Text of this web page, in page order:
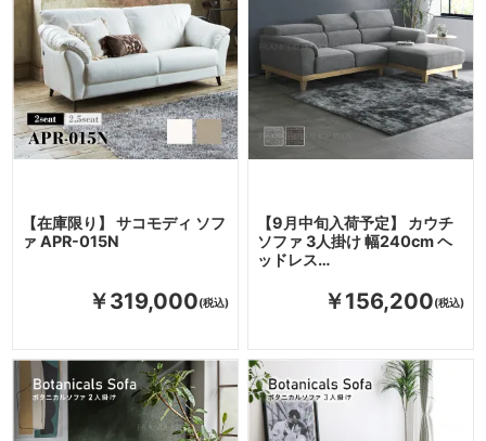
【在庫限り】 サコモディ ソフ
ァ APR-015N
￥319,000
【9月中旬入荷予定】 カウチ
ソファ 3人掛け 幅240cm ヘ
ッドレス…
￥156,200